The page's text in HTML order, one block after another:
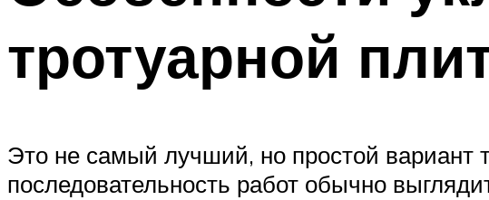
тротуарной
Это не самый лучший, но простой вариант
последовательность работ обычно